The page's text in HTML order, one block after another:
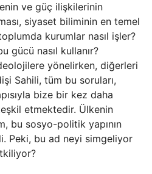
ve güç ilişkilerinin
siyaset biliminin en temel
kurumlar nasıl işler?
gücü nasıl kullanır?
yönelirken, diğerleri
Sahili, tüm bu soruları,
bize bir kez daha
etmektedir. Ülkenin
bu sosyo-politik yapının
Peki, bu ad neyi simgeliyor